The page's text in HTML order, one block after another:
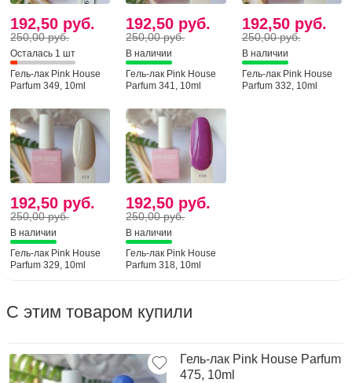
192,50 руб.
250,00 руб.
Осталась 1 шт
Гель-лак Pink House
Parfum 349, 10ml
192,50 руб.
250,00 руб.
В наличии
Гель-лак Pink House
Parfum 341, 10ml
192,50 руб.
250,00 руб.
В наличии
Гель-лак Pink House
Parfum 332, 10ml
192,50 руб.
250,00 руб.
В наличии
Гель-лак Pink House
Parfum 329, 10ml
192,50 руб.
250,00 руб.
В наличии
Гель-лак Pink House
Parfum 318, 10ml
С этим товаром купили
Гель-лак Pink House Parfum
475, 10ml